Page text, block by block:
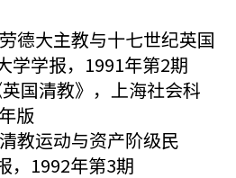
大主教与十七世纪英国
学学报，1991年第2期
清教》，上海社会科
版
运动与资产阶级民
，1992年第3期